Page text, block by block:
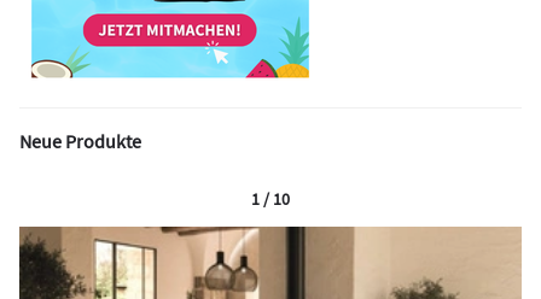
Neue Produkte
1 / 10